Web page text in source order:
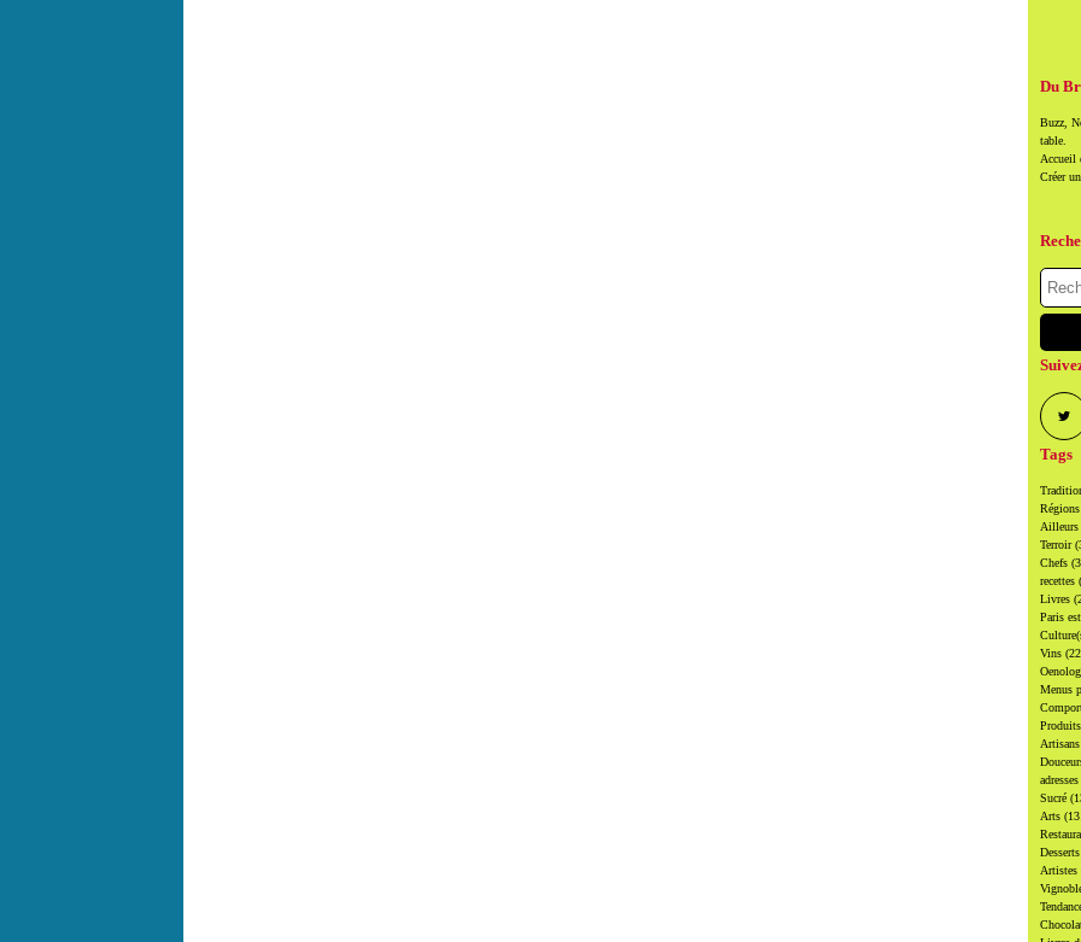
Du
Buzz,
table.
Accueil
Créer
Tags
Régions
Ailleurs
Terroir
Chefs
recettes
Livres
Paris
Vins
Menus
Produits
Artisans
adresses
Sucré
Arts
Desserts
Artistes